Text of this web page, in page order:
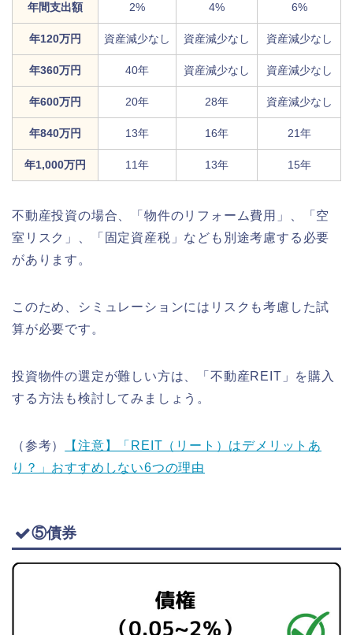
年間支出額 2% 4% 6%
年120万円 資産減少なし 資産減少なし 資産減少なし
年360万円 40年 資産減少なし 資産減少なし
年600万円 20年 28年 資産減少なし
年840万円 13年 16年 21年
年1,000万円 11年 13年 15年
不動産投資の場合、「物件のリフォーム費用」、「空
室リスク」、「固定資産税」なども別途考慮する必要
があります。
このため、シミュレーションにはリスクも考慮した試
算が必要です。
投資物件の選定が難しい方は、「不動産REIT」を購入
する方法も検討してみましょう。
（参考）
【注意】「REIT（リート）はデメリットあ
り？」おすすめしない6つの理由
⑤債券